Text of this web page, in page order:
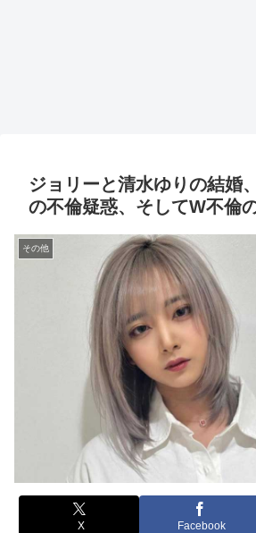
ジョリーと清水ゆりの結婚
の不倫疑惑、そしてW不倫
その他
X Facebook